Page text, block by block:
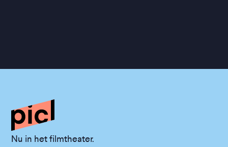
Nu in het filmtheater.